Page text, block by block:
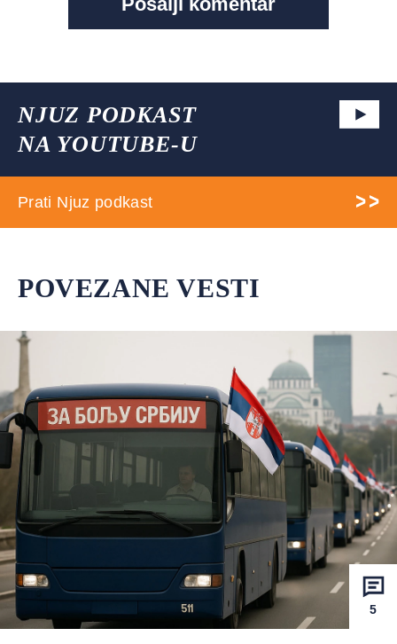
NJUZ PODKAST
NA YOUTUBE-U
Prati Njuz podkast
POVEZANE VESTI
5